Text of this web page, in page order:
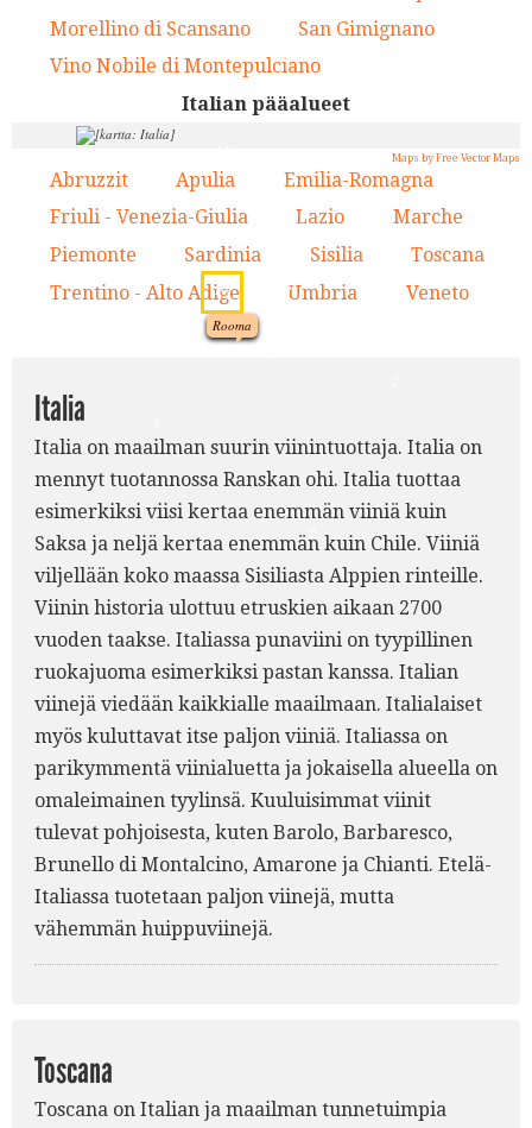
1.
2.
10.
11.
12.
14.
Morellino di Scansano San Gimignano
Vino Nobile di Montepulciano
Italian pääalueet
Rooma
6.
7.
10.
13.
Maps by Free Vector Maps
Abruzzit Apulia Emilia-Romagna
Friuli - Venezia-Giulia Lazio Marche
Piemonte Sardinia Sisilia Toscana
Trentino - Alto Adige Umbria Veneto
Italia
Italia on maailman suurin viinintuottaja. Italia on
mennyt tuotannossa Ranskan ohi. Italia tuottaa
esimerkiksi viisi kertaa enemmän viiniä kuin
Saksa ja neljä kertaa enemmän kuin Chile. Viiniä
viljellään koko maassa Sisiliasta Alppien rinteille.
Viinin historia ulottuu etruskien aikaan 2700
vuoden taakse. Italiassa punaviini on tyypillinen
ruokajuoma esimerkiksi pastan kanssa. Italian
viinejä viedään kaikkialle maailmaan. Italialaiset
myös kuluttavat itse paljon viiniä. Italiassa on
parikymmentä viinialuetta ja jokaisella alueella on
omaleimainen tyylinsä. Kuuluisimmat viinit
tulevat pohjoisesta, kuten Barolo, Barbaresco,
Brunello di Montalcino, Amarone ja Chianti. Etelä-
Italiassa tuotetaan paljon viinejä, mutta
vähemmän huippuviinejä.
Toscana
Toscana on Italian ja maailman tunnetuimpia